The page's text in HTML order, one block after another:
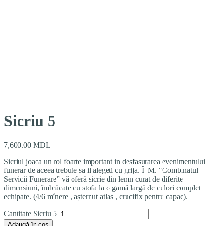
Sicriu 5
7,600.00 MDL
Sicriul joaca un rol foarte important in desfasurarea evenimentului
funerar de aceea trebuie sa il alegeti cu grija. Î. M. “Combinatul
Servicii Funerare” vă oferă sicrie din lemn curat de diferite
dimensiuni, îmbrăcate cu stofa la o gamă largă de culori complet
echipate. (4/6 mînere , așternut atlas , crucifix pentru capac).
Cantitate Sicriu 5
Adaugă în coș